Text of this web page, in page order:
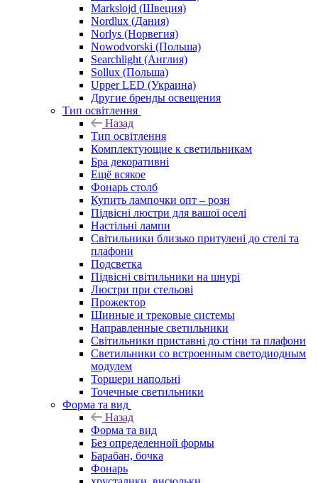
Markslojd (Швеция)
Nordlux (Дания)
Norlys (Норвегия)
Nowodvorski (Польша)
Searchlight (Англия)
Sollux (Польша)
Upper LED (Украина)
Другие бренды освещения
Тип освітлення
Назад
Тип освітлення
Комплектующие к светильникам
Бра декоративні
Ещё всякое
Фонарь столб
Купить лампочки опт – розн
Підвісні люстри для вашої оселі
Настільні лампи
Світильники близько притулені до стелі та
плафони
Подсветка
Підвісні світильники на шнурі
Люстри при стельові
Прожектор
Шинные и трековые системы
Направленные светильники
Світильники приставні до стіни та плафони
Светильники со встроенным светодиодным
модулем
Торшери напольні
Точечные светильники
Форма та вид
Назад
Форма та вид
Без определенной формы
Барабан, бочка
Фонарь